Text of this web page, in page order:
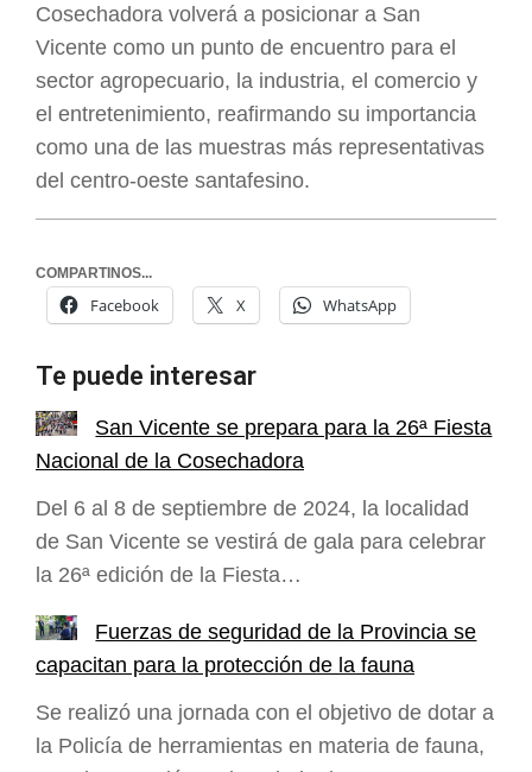
Cosechadora volverá a posicionar a San
Vicente como un punto de encuentro para el
sector agropecuario, la industria, el comercio y
el entretenimiento, reafirmando su importancia
como una de las muestras más representativas
del centro-oeste santafesino.
COMPARTINOS...
Facebook X WhatsApp
Te puede interesar
San Vicente se prepara para la 26ª Fiesta
Nacional de la Cosechadora
Del 6 al 8 de septiembre de 2024, la localidad
de San Vicente se vestirá de gala para celebrar
la 26ª edición de la Fiesta…
Fuerzas de seguridad de la Provincia se
capacitan para la protección de la fauna
Se realizó una jornada con el objetivo de dotar a
la Policía de herramientas en materia de fauna,